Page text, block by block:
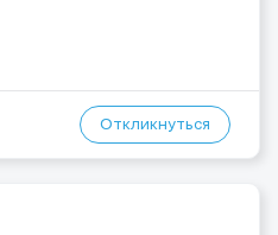
говорят про нейросети и
Откликнуться